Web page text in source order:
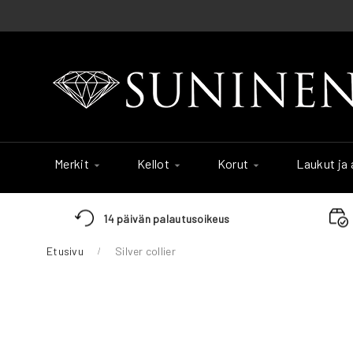
to
Merkit Kellot Korut Laukut ja
14 päivän palautusoikeus
Etusivu Silver collier